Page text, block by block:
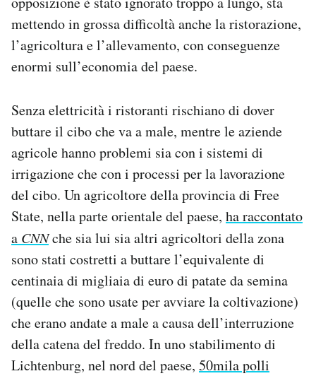
mettendo in grossa difficoltà anche la ristorazione,
l’agricoltura e l’allevamento, con conseguenze
enormi sull’economia del paese.
Senza elettricità i ristoranti rischiano di dover
buttare il cibo che va a male, mentre le aziende
agricole hanno problemi sia con i sistemi di
irrigazione che con i processi per la lavorazione
del cibo. Un agricoltore della provincia di Free
State, nella parte orientale del paese, ha raccontato
a CNNche sia lui sia altri agricoltori della zona
sono stati costretti a buttare l’equivalente di
centinaia di migliaia di euro di patate da semina
(quelle che sono usate per avviare la coltivazione)
che erano andate a male a causa dell’interruzione
della catena del freddo. In uno stabilimento di
Lichtenburg, nel nord del paese, 50mila polli